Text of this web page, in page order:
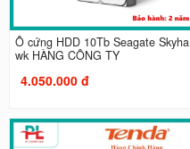
Ổ cứng HDD 10Tb Seagate Skyha
wk HÀNG CÔNG TY
4.050.000 đ